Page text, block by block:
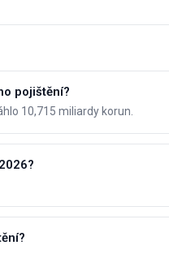
pojištění?
10,715 miliardy korun.